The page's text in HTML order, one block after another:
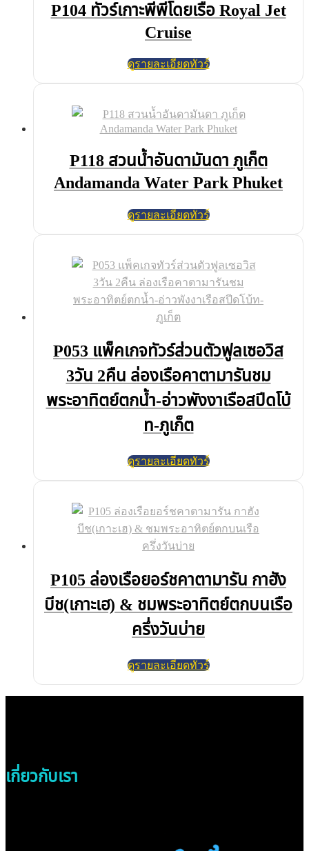
P104 ทัวร์เกาะพีพีโดยเรือ Royal Jet
Cruise
ดูรายละเอียดทัวร์
P118 สวนน้ำอันดามันดา ภูเก็ต
Andamanda Water Park Phuket
ดูรายละเอียดทัวร์
P053 แพ็คเกจทัวร์ส่วนตัวฟูลเซอวิส
3วัน 2คืน ล่องเรือคาตามารันชม
พระอาทิตย์ตกน้ำ-อ่าวพังงาเรือสปีดโบ้
ท-ภูเก็ต
ดูรายละเอียดทัวร์
P105 ล่องเรือยอร์ชคาตามารัน กาฮัง
บีช(เกาะเฮ) & ชมพระอาทิตย์ตกบนเรือ
ครึ่งวันบ่าย
ดูรายละเอียดทัวร์
เกี่ยวกับเรา